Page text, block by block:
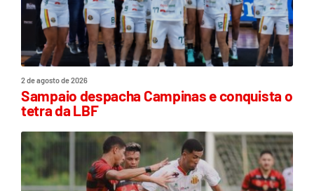
2 de agosto de 2026
Sampaio despacha Campinas e conquista o
tetra da LBF